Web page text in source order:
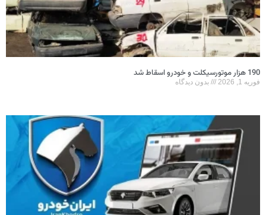
190 هزار موتورسیکلت و خودرو اسقاط شد
فوریه 1, 2026 بدون دیدگاه